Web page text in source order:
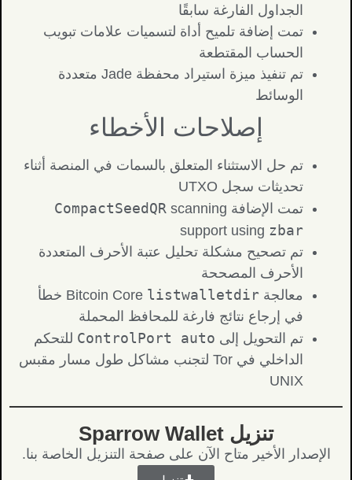
الجداول الفارغة سابقًا
تمت إضافة تلميح أداة لتسميات علامات تبويب
الحساب المقتطعة
تم تنفيذ ميزة استيراد محفظة Jade متعددة
الوسائط
إصلاحات الأخطاء
تم حل الاستثناء المتعلق بالسمات في المنصة أثناء
تحديثات سجل UTXO
تمت الإضافة
CompactSeedQR scanning
support using zbar
تم تصحيح مشكلة تحليل عتبة الأحرف المتعددة
الأحرف المصححة
معالجة Bitcoin Core listwalletdir
خطأ
في إرجاع نتائج فارغة للمحافظ المحملة
تم التحويل إلى ControlPort auto للتحكم
الداخلي في Tor لتجنب مشاكل طول مسار مقبس
UNIX
تنزيل Sparrow Wallet
الإصدار الأخير متاح الآن على صفحة التنزيل الخاصة بنا.